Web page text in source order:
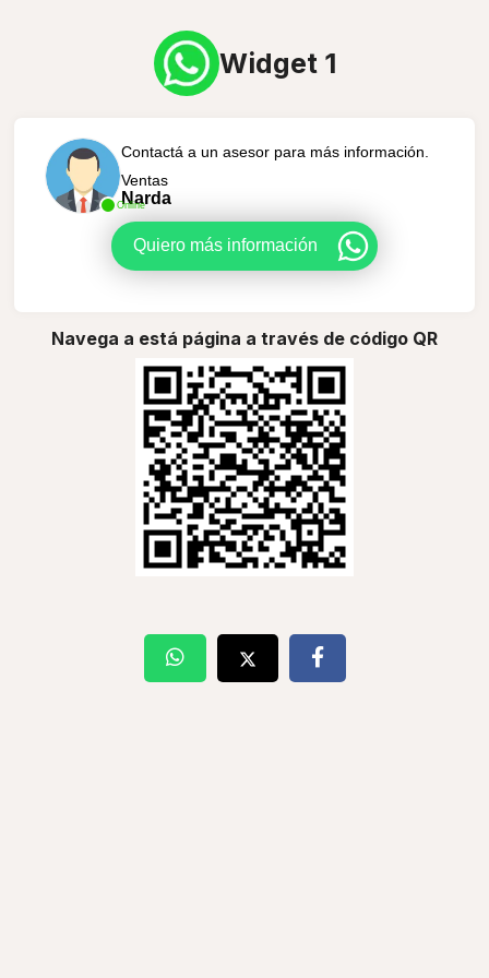
Widget 1
Online
Contactá a un asesor para más información.
Ventas
Narda
Quiero más información
Navega a está página a través de código QR